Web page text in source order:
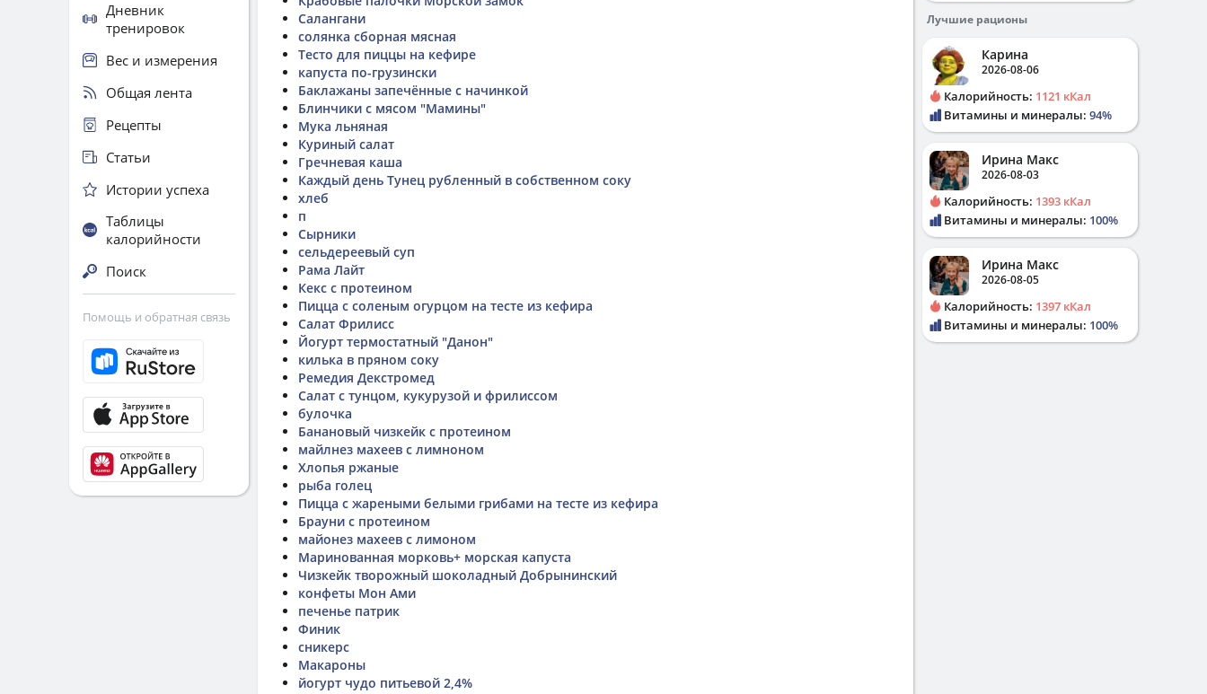
Cалангани
солянка сборная мясная
Тесто для пиццы на кефире
капуста по-грузински
Баклажаны запечённые с начинкой
Блинчики с мясом "Мамины"
Мука льняная
Куриный салат
Гречневая каша
Каждый день Тунец рубленный в собственном соку
хлеб
п
Сырники
сельдереевый суп
Рама Лайт
Кекс с протеином
Пицца с соленым огурцом на тесте из кефира
Салат Фрилисс
Йогурт термостатный "Данон"
килька в пряном соку
Ремедия Декстромед
Салат с тунцом, кукурузой и фрилиссом
булочка
Банановый чизкейк с протеином
майлнез махеев с лимноном
Хлопья ржаные
рыба голец
Пицца с жареными белыми грибами на тесте из кефира
Брауни с протеином
майонез махеев с лимоном
Маринованная морковь+ морская капуста
Чизкейк творожный шоколадный Добрынинский
конфеты Мон Ами
печенье патрик
Финик
сникерс
Макароны
йогурт чудо питьевой 2,4%
Дневник
тренировок
Вес и измерения
Общая лента
Рецепты
Статьи
Истории успеха
Таблицы
калорийности
Поиск
Помощь и обратная связь
Лучшие рационы
Карина
2026-08-06
Калорийность: 1121 кКал
Витамины и минералы: 94%
Ирина Макс
2026-08-03
Калорийность: 1393 кКал
Витамины и минералы: 100%
Ирина Макс
2026-08-05
Калорийность: 1397 кКал
Витамины и минералы: 100%